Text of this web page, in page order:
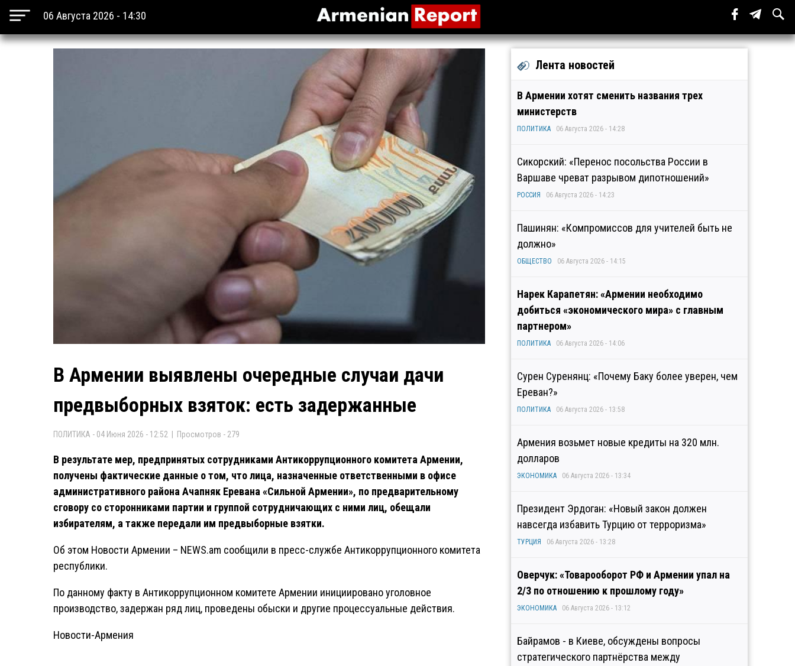
06 Августа 2026 - 14:30
В Армении выявлены очередные случаи дачи
предвыборных взяток: есть задержанные
ПОЛИТИКА - 04 Июня 2026 - 12:52 | Просмотров - 279
В результате мер, предпринятых сотрудниками Антикоррупционного комитета Армении,
получены фактические данные о том, что лица, назначенные ответственными в офисе
административного района Ачапняк Еревана «Сильной Армении», по предварительному
сговору со сторонниками партии и группой сотрудничающих с ними лиц, обещали
избирателям, а также передали им предвыборные взятки.
Об этом Новости Армении – NEWS.am сообщили в пресс-службе Антикоррупционного комитета
республики.
По данному факту в Антикоррупционном комитете Армении инициировано уголовное
производство, задержан ряд лиц, проведены обыски и другие процессуальные действия.
Новости-Армения
Лента новостей
В Армении хотят сменить названия трех
министерств
ПОЛИТИКА 06 Августа 2026 - 14:28
Сикорский: «Перенос посольства России в
Варшаве чреват разрывом дипотношений»
РОССИЯ 06 Августа 2026 - 14:23
Пашинян: «Компромиссов для учителей быть не
должно»
ОБЩЕСТВО 06 Августа 2026 - 14:15
Нарек Карапетян: «Армении необходимо
добиться «экономического мира» с главным
партнером»
ПОЛИТИКА 06 Августа 2026 - 14:06
Сурен Суренянц: «Почему Баку более уверен, чем
Ереван?»
ПОЛИТИКА 06 Августа 2026 - 13:58
Армения возьмет новые кредиты на 320 млн.
долларов
ЭКОНОМИКА 06 Августа 2026 - 13:34
Президент Эрдоган: «Новый закон должен
навсегда избавить Турцию от терроризма»
ТУРЦИЯ 06 Августа 2026 - 13:28
Оверчук: «Товарооборот РФ и Армении упал на
2/3 по отношению к прошлому году»
ЭКОНОМИКА 06 Августа 2026 - 13:12
Байрамов - в Киеве, обсуждены вопросы
стратегического партнёрства между